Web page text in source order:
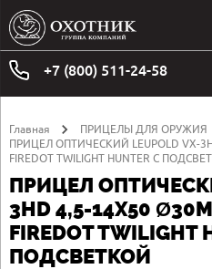
+7 (800) 511-24-58
Главная ПРИЦЕЛЫ ДЛЯ ОРУЖИЯ
ПРИЦЕЛ ОПТИЧЕСКИЙ LEUPOLD VX-
FIREDOT TWILIGHT HUNTER С
ПРИЦЕЛ
3HD 4,5-14Х50
FIREDOT TWILIGHT
ПОДСВЕТКОЙ